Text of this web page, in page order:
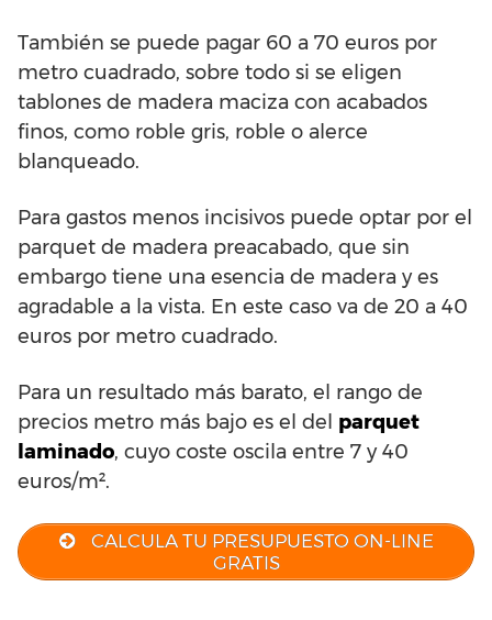
También se puede pagar 60 a 70 euros por
metro cuadrado, sobre todo si se eligen
tablones de madera maciza con acabados
finos, como roble gris, roble o alerce
blanqueado.
Para gastos menos incisivos puede optar por el
parquet de madera preacabado, que sin
embargo tiene una esencia de madera y es
agradable a la vista. En este caso va de 20 a 40
euros por metro cuadrado.
Para un resultado más barato, el rango de
precios metro más bajo es el del parquet
laminado, cuyo coste oscila entre 7 y 40
euros/m².
CALCULA TU PRESUPUESTO ON-LINE
GRATIS